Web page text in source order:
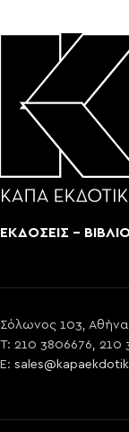
ΕΚΔΟΣΕΙΣ -
Σόλωνος 103,
T: 210 3806676, 210
E: